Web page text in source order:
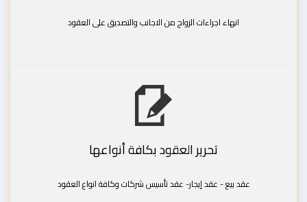
انهاء اجراءات الزواج من الاجانب والتصديق على العقود
تحرير العقود بكافة أنواعها
عقد بيع - عقد إيجار- عقد تأسيس شركات وكافة انواع العقود